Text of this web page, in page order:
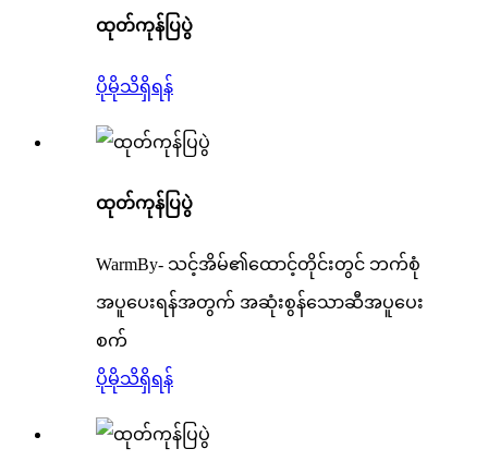
ထုတ်ကုန်ပြပွဲ
ပိုမိုသိရှိရန်
ထုတ်ကုန်ပြပွဲ
WarmBy- သင့်အိမ်၏ထောင့်တိုင်းတွင် ဘက်စုံ
အပူပေးရန်အတွက် အဆုံးစွန်သောဆီအပူပေး
စက်
ပိုမိုသိရှိရန်